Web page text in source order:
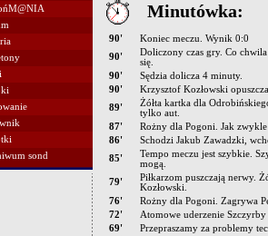
sond
Minutówka:
90'
Koniec meczu. Wynik 0:0
90'
Doliczony czas gry. Co
się.
90'
Sędzia dolicza 4 minuty.
90'
Krzysztof Kozłowski
89'
Żółta kartka dla
tylko aut.
87'
Rożny dla Pogoni. Jak
86'
Schodzi Jakub Zawadzki,
85'
Tempo meczu jest szybkie.
mogą.
79'
Piłkarzom puszczają nerwy.
Kozłowski.
76'
Rożny dla Pogoni. Zagrywa
72'
Atomowe uderzenie
69'
Przepraszamy za problemy